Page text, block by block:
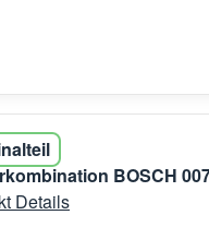
BOSCH
Details